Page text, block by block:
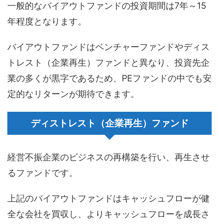
一般的なバイアウトファンドの投資期間は7年～15
年程度となります。
バイアウトファンドはベンチャーファンドやディス
トレスト（企業再生）ファンドと異なり、投資先企
業の多くが黒字であるため、PEファンドの中でも安
定的なリターンが期待できます。
ディストレスト（企業再生）ファンド
経営不振企業のビジネスの再構築を行い、再生させ
るファンドです。
上記のバイアウトファンドはキャッシュフローが健
全な会社を買収し、よりキャッシュフローを成長さ